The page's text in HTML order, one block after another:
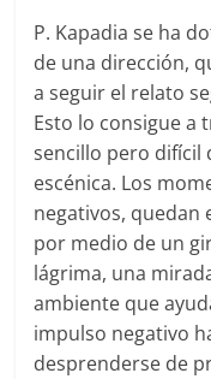
P. Kapadia se ha
de una dirección,
a seguir el relato
Esto lo consigue a
sencillo pero difícil
escénica. Los
negativos, quedan
por medio de un
lágrima, una
ambiente que
impulso negativo
desprenderse de